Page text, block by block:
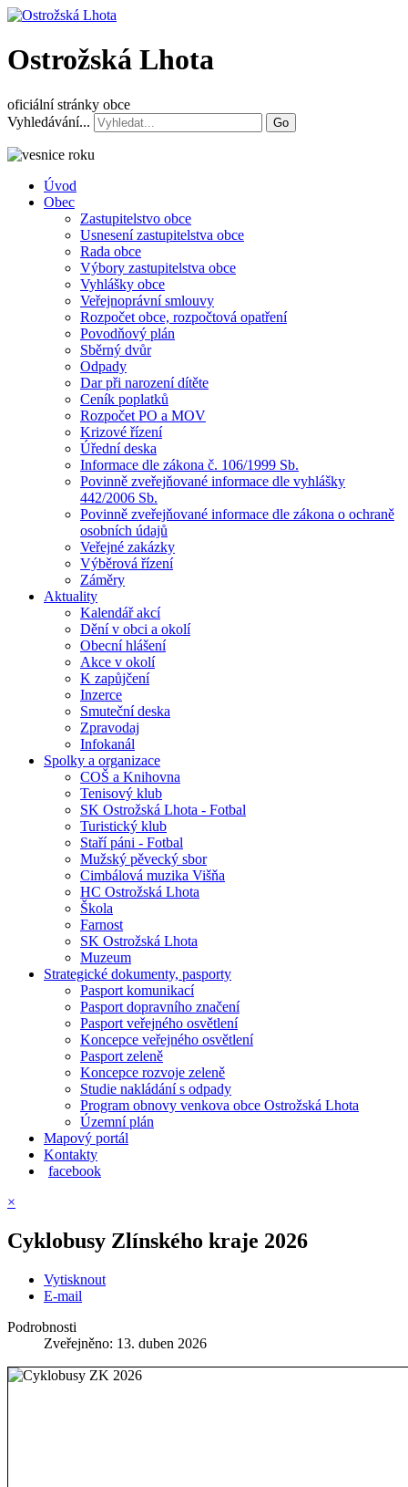
Ostrožská Lhota
oficiální stránky obce
Vyhledávání...
Go
Úvod
Obec
Zastupitelstvo obce
Usnesení zastupitelstva obce
Rada obce
Výbory zastupitelstva obce
Vyhlášky obce
Veřejnoprávní smlouvy
Rozpočet obce, rozpočtová opatření
Povodňový plán
Sběrný dvůr
Odpady
Dar při narození dítěte
Ceník poplatků
Rozpočet PO a MOV
Krizové řízení
Úřední deska
Informace dle zákona č. 106/1999 Sb.
Povinně zveřejňované informace dle vyhlášky
442/2006 Sb.
Povinně zveřejňované informace dle zákona o ochraně
osobních údajů
Veřejné zakázky
Výběrová řízení
Záměry
Aktuality
Kalendář akcí
Dění v obci a okolí
Obecní hlášení
Akce v okolí
K zapůjčení
Inzerce
Smuteční deska
Zpravodaj
Infokanál
Spolky a organizace
COŠ a Knihovna
Tenisový klub
SK Ostrožská Lhota - Fotbal
Turistický klub
Staří páni - Fotbal
Mužský pěvecký sbor
Cimbálová muzika Višňa
HC Ostrožská Lhota
Škola
Farnost
SK Ostrožská Lhota
Muzeum
Strategické dokumenty, pasporty
Pasport komunikací
Pasport dopravního značení
Pasport veřejného osvětlení
Koncepce veřejného osvětlení
Pasport zeleně
Koncepce rozvoje zeleně
Studie nakládání s odpady
Program obnovy venkova obce Ostrožská Lhota
Územní plán
Mapový portál
Kontakty
facebook
×
Cyklobusy Zlínského kraje 2026
Vytisknout
E-mail
Podrobnosti
Zveřejněno: 13. duben 2026